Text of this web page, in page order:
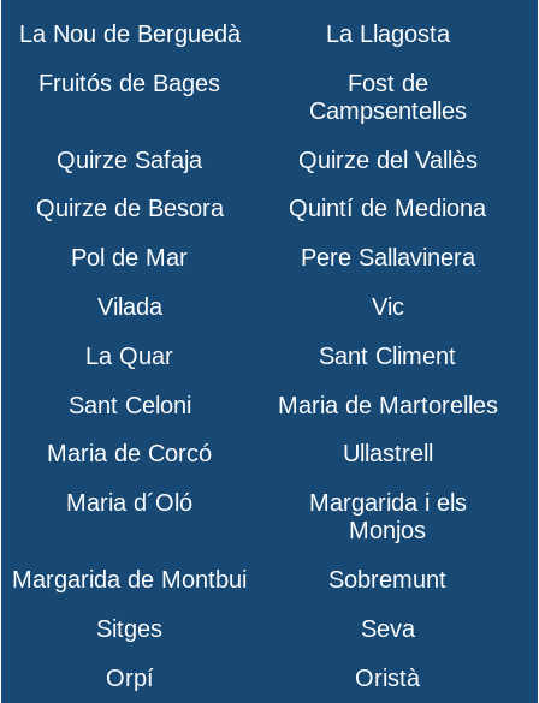
La Nou de Berguedà
La Llagosta
Fruitós de Bages
Fost de
Campsentelles
Quirze Safaja
Quirze del Vallès
Quirze de Besora
Quintí de Mediona
Pol de Mar
Pere Sallavinera
Vilada
Vic
La Quar
Sant Climent
Sant Celoni
Maria de Martorelles
Maria de Corcó
Ullastrell
Maria d´Oló
Margarida i els
Monjos
Margarida de Montbui
Sobremunt
Sitges
Seva
Orpí
Oristà